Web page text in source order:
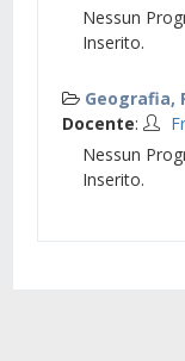
Nessun
Inserito.
Geografia,
Docente:
Nessun
Inserito.